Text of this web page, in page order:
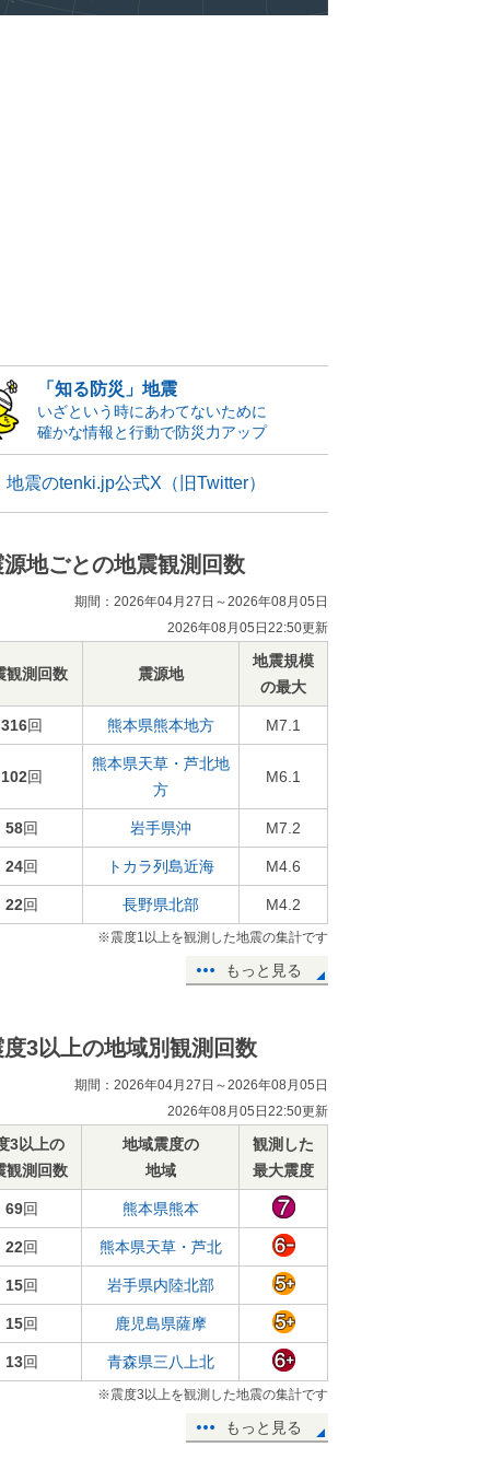
「知る防災」地震
いざという時にあわてないために
確かな情報と行動で防災力アップ
地震のtenki.jp公式X（旧Twitter）
源地ごとの地震観測回数
期間：2026年04月27日～2026年08月05日
2026年08月05日22:50更新
観測回数 震源地
地震規模
の最大
316回 熊本県熊本地方 M7.1
102回
熊本県天草・芦北地
方
M6.1
58回 岩手県沖 M7.2
24回 トカラ列島近海 M4.6
22回 長野県北部 M4.2
※震度1以上を観測した地震の集計です
もっと見る
度3以上の地域別観測回数
期間：2026年04月27日～2026年08月05日
2026年08月05日22:50更新
3以上の
観測回数
地域震度の
地域
観測した
最大震度
69回 熊本県熊本
22回 熊本県天草・芦北
15回 岩手県内陸北部
15回 鹿児島県薩摩
13回 青森県三八上北
※震度3以上を観測した地震の集計です
もっと見る